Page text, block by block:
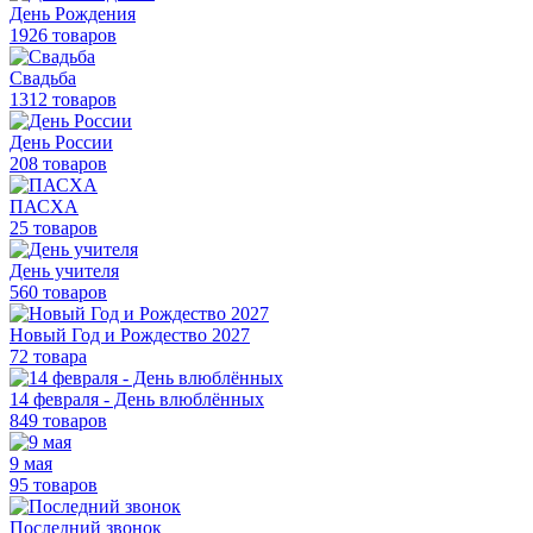
День Рождения
1926 товаров
Свадьба
1312 товаров
День России
208 товаров
ПАСХА
25 товаров
День учителя
560 товаров
Новый Год и Рождество 2027
72 товара
14 февраля - День влюблённых
849 товаров
9 мая
95 товаров
Последний звонок